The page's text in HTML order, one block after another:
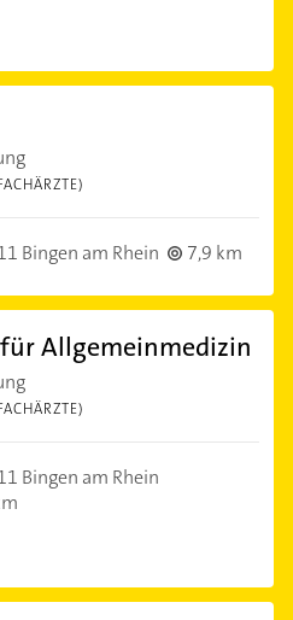
Bingen am Rhein 7,9 km
Allgemeinmedizin
Bingen am Rhein